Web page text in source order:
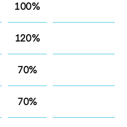
100%
120%
70%
70%